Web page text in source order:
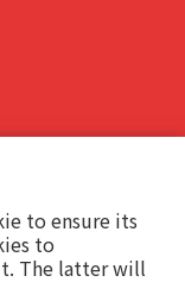
to ensure its
to
The latter will
問題請直接來電本公司，或